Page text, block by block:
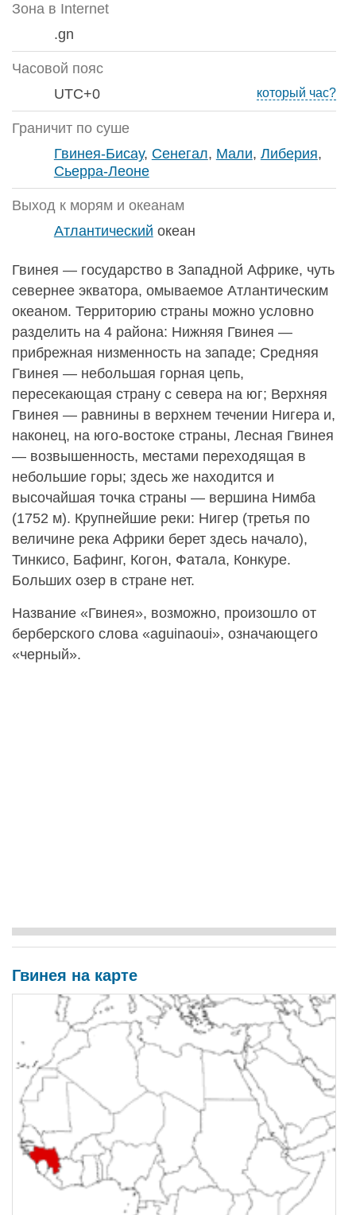
Зона в Internet
.gn
Часовой пояс
который час?
UTC+0
Граничит по суше
Гвинея-Бисау, Сенегал, Мали, Либерия,
Сьерра-Леоне
Выход к морям и океанам
Атлантический океан
Гвинея — государство в Западной Африке, чуть
севернее экватора, омываемое Атлантическим
океаном. Территорию страны можно условно
разделить на 4 района: Нижняя Гвинея —
прибрежная низменность на западе; Средняя
Гвинея — небольшая горная цепь,
пересекающая страну с севера на юг; Верхняя
Гвинея — равнины в верхнем течении Нигера и,
наконец, на юго-востоке страны, Лесная Гвинея
— возвышенность, местами переходящая в
небольшие горы; здесь же находится и
высочайшая точка страны — вершина Нимба
(1752 м). Крупнейшие реки: Нигер (третья по
величине река Африки берет здесь начало),
Тинкисо, Бафинг, Когон, Фатала, Конкуре.
Больших озер в стране нет.
Название «Гвинея», возможно, произошло от
берберского слова «aguinaoui», означающего
«черный».
Гвинея на карте